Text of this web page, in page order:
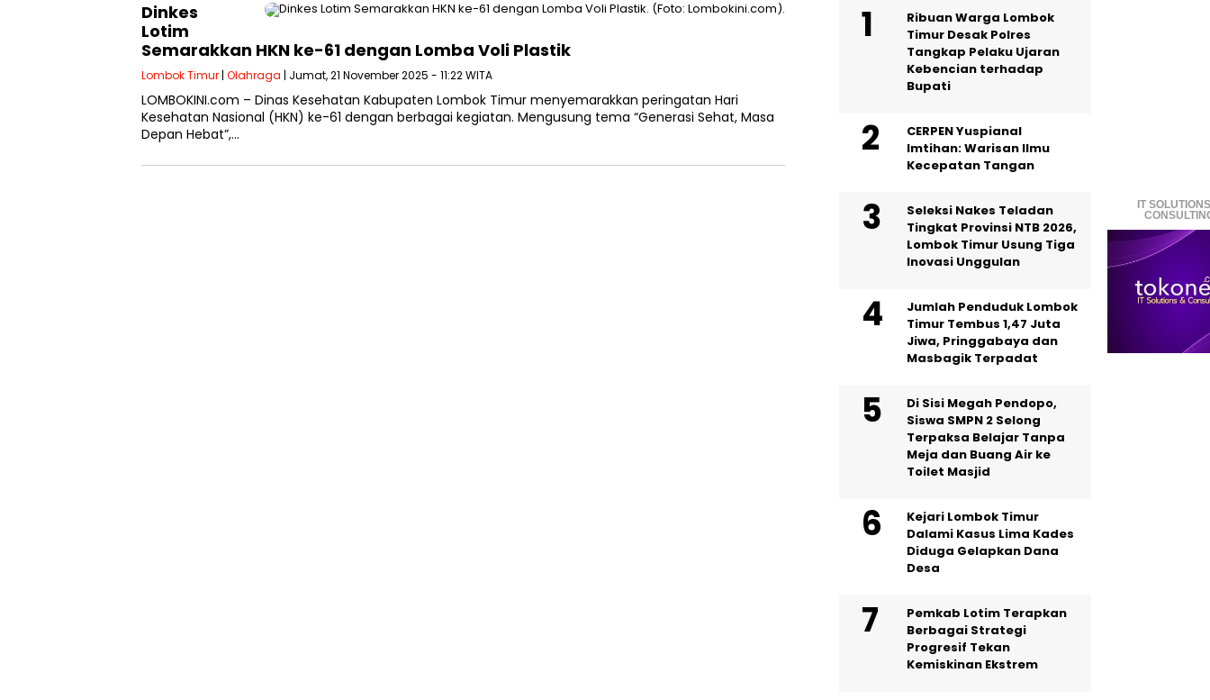
IT
Dinkes
Lotim
Semarakkan HKN ke-61 dengan Lomba Voli Plastik
Lombok Timur | Olahraga | Jumat, 21 November 2025 - 11:22 WITA
LOMBOKINI.com – Dinas Kesehatan Kabupaten Lombok Timur menyemarakkan peringatan Hari
Kesehatan Nasional (HKN) ke-61 dengan berbagai kegiatan. Mengusung tema “Generasi Sehat, Masa
Depan Hebat”,…
Ribuan Warga Lombok
Timur Desak Polres
Tangkap Pelaku Ujaran
Kebencian terhadap
Bupati
CERPEN Yuspianal
Imtihan: Warisan Ilmu
Kecepatan Tangan
Seleksi Nakes Teladan
Tingkat Provinsi NTB 2026,
Lombok Timur Usung Tiga
Inovasi Unggulan
Jumlah Penduduk Lombok
Timur Tembus 1,47 Juta
Jiwa, Pringgabaya dan
Masbagik Terpadat
Di Sisi Megah Pendopo,
Siswa SMPN 2 Selong
Terpaksa Belajar Tanpa
Meja dan Buang Air ke
Toilet Masjid
Kejari Lombok Timur
Dalami Kasus Lima Kades
Diduga Gelapkan Dana
Desa
Pemkab Lotim Terapkan
Berbagai Strategi
Progresif Tekan
Kemiskinan Ekstrem